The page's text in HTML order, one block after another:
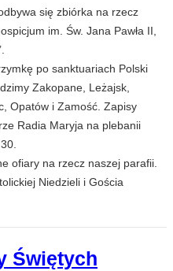
się zbiórka na rzecz
im. Św. Jana Pawła II,
po sanktuariach Polski
Zakopane, Leżajsk,
Opatów i Zamość. Zapisy
Radia Maryja na plebanii
ofiary na rzecz naszej parafii.
Niedzieli i Gościa
Świętych